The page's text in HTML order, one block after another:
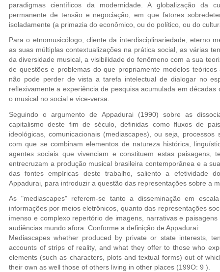
paradigmas científicos da modernidade. A globalização da
permanente de tensão e negociação, em que fatores
isoladamente (a primazia do econômico, ou do político, ou do
Para o etnomusicólogo, cliente da interdisciplinariedade, eterno
as suas múltiplas contextualizações na prática social, as várias
da diversidade musical, a visibilidade do fenômeno com a sua
de questões e problemas do que propriamente modelos
não pode perder de vista a tarefa intelectual de dialogar no
reflexivamente a experiência de pesquisa acumulada em
o musical no social e vice-versa.
Seguindo o argumento de Appadurai (1990) sobre as
capitalismo deste fim de século, definidas como fluxos de
ideológicas, comunicacionais (mediascapes), ou seja,
com que se combinam elementos de natureza histórica,
agentes sociais que vivenciam e constituem estas paisagens,
entrecruzam a produção musical brasileira contemporânea e a
das fontes empíricas deste trabalho, saliento a efetividade
Appadurai, para introduzir a questão das representações sobre a
As "mediascapes" referem-se tanto a disseminação em
informações por meios eletrônicos, quanto das representações
imenso e complexo repertório de imagens, narrativas e
audiências mundo afora. Conforme a definição de Appadurai:
Mediascapes whether produced by private or state interests,
accounts of strips of reality, and what they offer to those who
elements (such as characters, plots and textual forms) out of
their own as well those of others living in other places (199O: 9 ).